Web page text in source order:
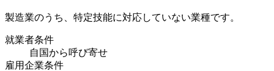
製造業のうち、特定技能に対応していない業種です。
就業者条件
自国から呼び寄せ
雇用企業条件